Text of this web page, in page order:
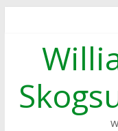
innehåll